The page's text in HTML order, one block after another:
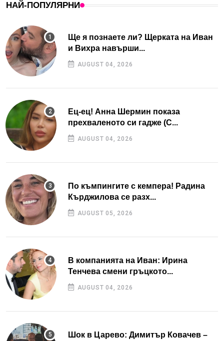
НАЙ-ПОПУЛЯРНИ
Ще я познаете ли? Щерката на Иван
и Вихра навърши...
AUGUST 04, 2026
Ец-ец! Анна Шермин показа
прехваленото си гадже (С...
AUGUST 04, 2026
По къмпингите с кемпера! Радина
Кърджилова се разх...
AUGUST 05, 2026
В компанията на Иван: Ирина
Тенчева смени гръцкото...
AUGUST 04, 2026
Шок в Царево: Димитър Ковачев –